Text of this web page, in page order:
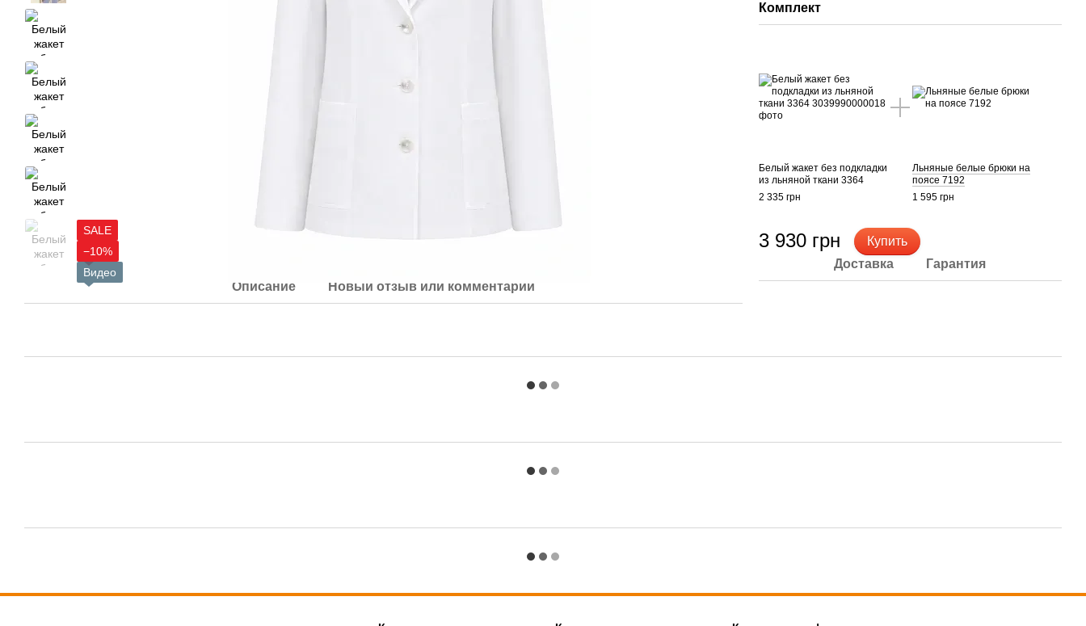
SALE
−10%
Видео
Описание Новый отзыв или комментарий
Комплект
Белый жакет без подкладки
из льняной ткани 3364
2 335 грн
Льняные белые брюки на
поясе 7192
1 595 грн
3 930 грн
Купить
Доставка
Гарантия